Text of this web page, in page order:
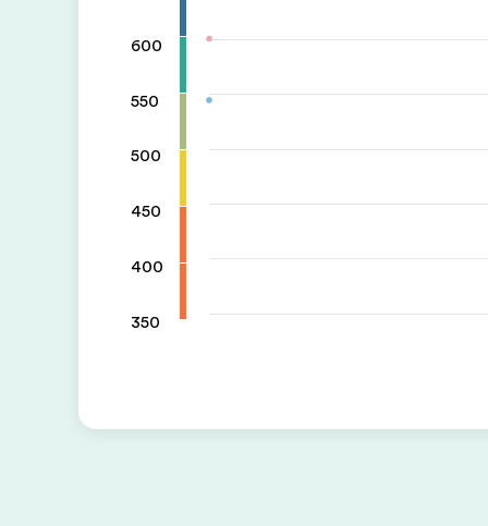
600
550
500
450
400
350